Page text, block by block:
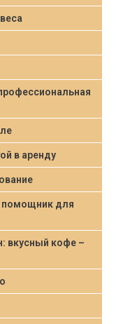
в аренду
помощник для
вкусный кофе –